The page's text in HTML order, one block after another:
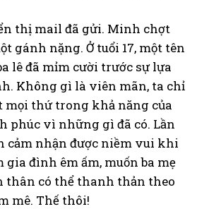
thị mail đã gửi. Minh chợt
gánh nặng. Ở tuổi 17, một tên
lê đã mỉm cười trước sự lựa
Không gì là viên mãn, ta chỉ
mọi thứ trong khả năng của
phúc vì những gì đã có. Lần
cảm nhận được niềm vui khi
gia đình êm ấm, muốn ba mẹ
thân có thể thanh thản theo
mê. Thế thôi!